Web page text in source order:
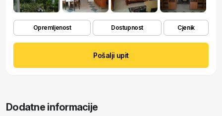
Opremljenost Dostupnost Cjenik
Pošalji upit
Dodatne informacije